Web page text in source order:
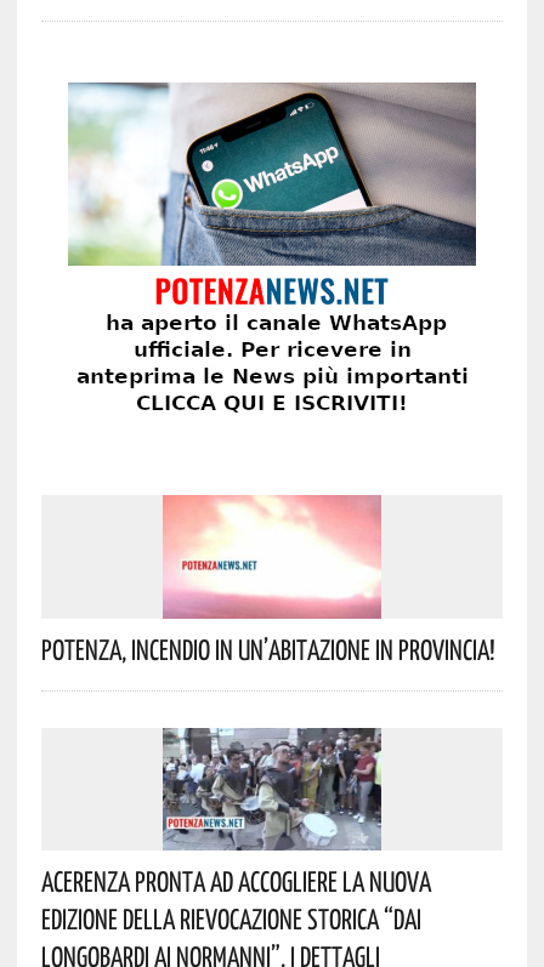
Potenza, Incendio In Un’abitazione In Provincia!
Acerenza Pronta Ad Accogliere La Nuova
Edizione Della Rievocazione Storica “Dai
Longobardi Ai Normanni”. I Dettagli